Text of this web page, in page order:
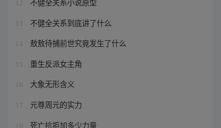
12
13 不健全关系到底讲了什么
14 敖敖待捕前世究竟发生了什么
15 重生反派女主角
16 大象无形含义
17 元尊周元的实力
18 死亡抗拒加多少力量